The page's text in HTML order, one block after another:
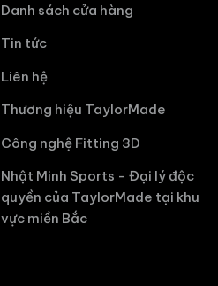
Danh sách cửa hàng
Tin tức
Liên hệ
Thương hiệu TaylorMade
Công nghệ Fitting 3D
Nhật Minh Sports - Đại lý độc
quyền của TaylorMade tại khu
vực miền Bắc